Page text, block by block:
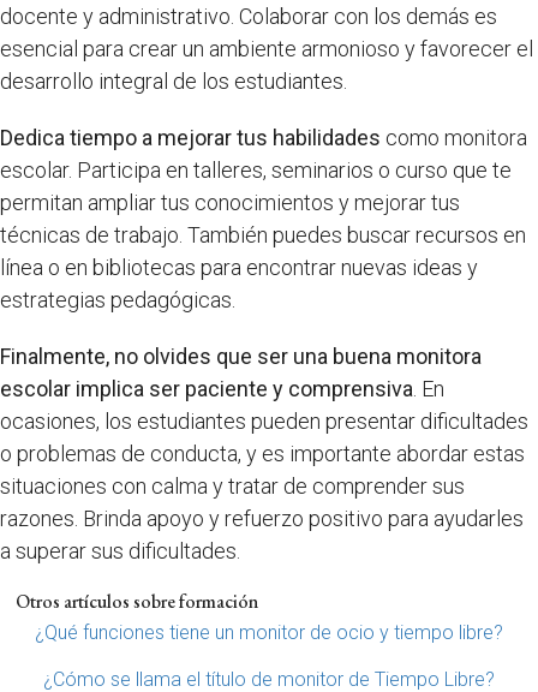
docente y administrativo. Colaborar con los demás es
esencial para crear un ambiente armonioso y favorecer el
desarrollo integral de los estudiantes.
Dedica tiempo a mejorar tus habilidades como monitora
escolar. Participa en talleres, seminarios o curso que te
permitan ampliar tus conocimientos y mejorar tus
técnicas de trabajo. También puedes buscar recursos en
línea o en bibliotecas para encontrar nuevas ideas y
estrategias pedagógicas.
Finalmente, no olvides que ser una buena monitora
escolar implica ser paciente y comprensiva . En
ocasiones, los estudiantes pueden presentar dificultades
o problemas de conducta, y es importante abordar estas
situaciones con calma y tratar de comprender sus
razones. Brinda apoyo y refuerzo positivo para ayudarles
a superar sus dificultades.
Otros artículos sobre formación
¿Qué funciones tiene un monitor de ocio y tiempo libre?
¿Cómo se llama el título de monitor de Tiempo Libre?